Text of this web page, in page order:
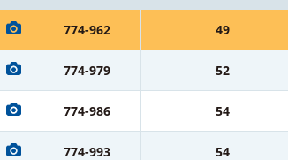
774-962 49
774-979 52
774-986 54
774-993 54